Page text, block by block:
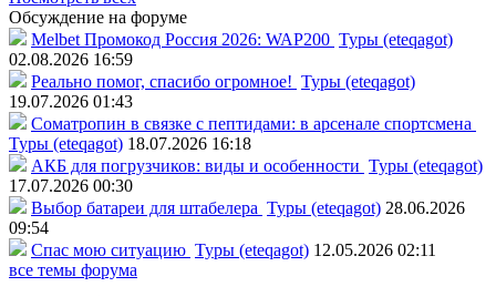
Обсуждение на форуме
Melbet Промокод Россия 2026: WAP200 Туры (eteqagot)
02.08.2026 16:59
Реально помог, спасибо огромное! Туры (eteqagot)
19.07.2026 01:43
Соматропин в связке с пептидами: в арсенале спортсмена
Туры (eteqagot) 18.07.2026 16:18
АКБ для погрузчиков: виды и особенности Туры (eteqagot)
17.07.2026 00:30
Выбор батареи для штабелера Туры (eteqagot) 28.06.2026
09:54
Спас мою ситуацию Туры (eteqagot) 12.05.2026 02:11
все темы форума